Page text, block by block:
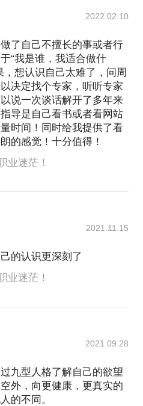
在心灵最近的地方遇见的
近，最接纳的人哦，很值
，也许还会有一段不错的
年6月2日周六晚七点开
预约的同学可以根据时间
明确告知您希望参与体验
来参加，或者如果该主题
人以上的话，我就可以提
年一直在坚持带领成长团
，至今为止，已带领过近
学员近200人；
由过去人生的不同体验、
组成的，每个人的主观世
制某种场面，但现实中并
沙盘和现实生活一样，不
，很多时候还受其他人言
他人的见识、想法、观念
沙盘游戏中有时候不得不
，特别是有时候想去做什
会引起纠纷，滋生内心冲
况恰当、灵活的改变、应
说人与人、人与物的相互
己的想法和行为方式，从
界中所获得的人际互动成
推动下不断修正自己的思
作出自己的选择。经过了
能更好地理解自己的社会
会生活中，最终实现个体
有限公司，致力于打造充
，拥有自己独立的心理工
证书后，专职于心理咨询
取得了国家二级心理咨询
师，EPTP国际九型人格认
美国儿童游戏治疗师等多
年来先后为中石化、交通
华永道，摩拜单车等多家
时的个案咨询以及团体辅
，从保护来访者的隐私和
不会要求来访者在此平台
，敬请了解！
，欢迎您的到访！
2022.02.10
了自己不擅长的事或者行
“我是谁，我适合做什
想认识自己太难了，问周
决定找个专家，听听专家
说一次谈话解开了多年来
导是自己看书或者看网站
时间！同时给我提供了看
的感觉！十分值得！
业迷茫！
2021.11.15
的认识更深刻了
业迷茫！
2021.09.28
九型人格了解自己的欲望
外，向更健康，更真实的
的不同。